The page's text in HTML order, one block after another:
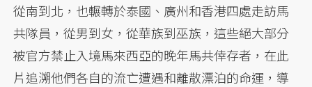
從南到北，也輾轉於泰國、廣州和香港四處走訪馬
共隊員，從男到女，從華族到巫族，這些絕大部分
被官方禁止入境馬來西亞的晚年馬共倖存者，在此
片追溯他們各自的流亡遭遇和離散漂泊的命運，導